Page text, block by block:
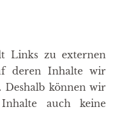
Links zu externen
deren Inhalte wir
Deshalb können wir
auch keine